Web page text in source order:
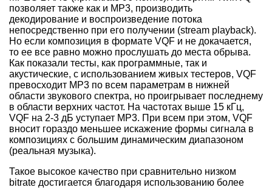
позволяет также как и MP3, производить
декодирование и воспроизведение потока
непосредственно при его получении (stream playback).
Но если композиция в формате VQF и не докачается,
то ее все равно можно прослушать до места обрыва.
Как показали тесты, как программные, так и
акустические, с использованием живых тестеров, VQF
превосходит МР3 по всем параметрам в нижней
области звукового спектра, но проигрывает последнему
в области верхних частот. На частотах выше 15 кГц,
VQF на 2-3 дБ уступает MP3. При всем при этом, VQF
вносит гораздо меньшее искажение формы сигнала в
композициях с большим динамическим диапазоном
(реальная музыка).
Такое высокое качество при сравнительно низком
bitrate достигается благодаря использованию более